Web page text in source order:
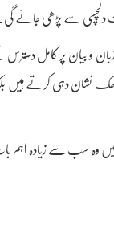
سے پڑھی جائے گی۔
و بیان پر کامل دسترس
نشان دہی کرتے ہیں
وہ سب سے زیادہ اہم بات